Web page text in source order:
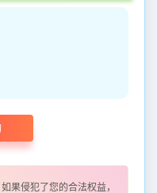
果侵犯了您的合法权益，